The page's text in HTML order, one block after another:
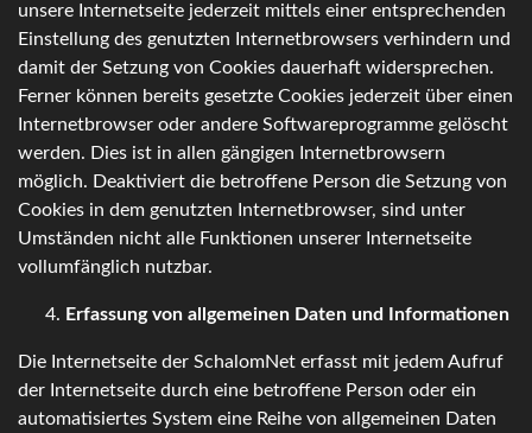
unsere Internetseite jederzeit mittels einer entsprechenden
Einstellung des genutzten Internetbrowsers verhindern und
damit der Setzung von Cookies dauerhaft widersprechen.
Ferner können bereits gesetzte Cookies jederzeit über einen
Internetbrowser oder andere Softwareprogramme gelöscht
werden. Dies ist in allen gängigen Internetbrowsern
möglich. Deaktiviert die betroffene Person die Setzung von
Cookies in dem genutzten Internetbrowser, sind unter
Umständen nicht alle Funktionen unserer Internetseite
vollumfänglich nutzbar.
Erfassung von allgemeinen Daten und Informationen
Die Internetseite der SchalomNet erfasst mit jedem Aufruf
der Internetseite durch eine betroffene Person oder ein
automatisiertes System eine Reihe von allgemeinen Daten